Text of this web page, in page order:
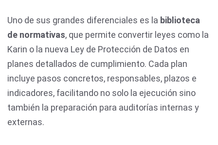
Uno de sus grandes diferenciales es la biblioteca
de normativas, que permite convertir leyes como la
Karin o la nueva Ley de Protección de Datos en
planes detallados de cumplimiento. Cada plan
incluye pasos concretos, responsables, plazos e
indicadores, facilitando no solo la ejecución sino
también la preparación para auditorías internas y
externas.